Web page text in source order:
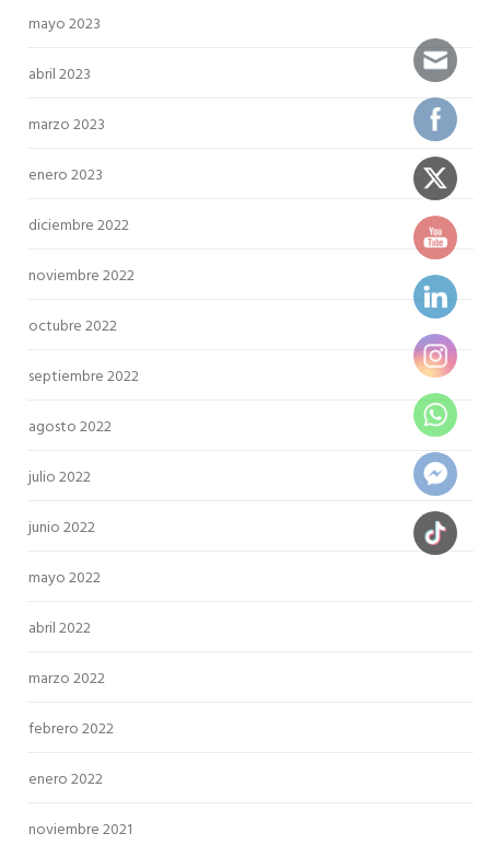
mayo 2023
abril 2023
marzo 2023
enero 2023
diciembre 2022
noviembre 2022
octubre 2022
septiembre 2022
agosto 2022
julio 2022
junio 2022
mayo 2022
abril 2022
marzo 2022
febrero 2022
enero 2022
noviembre 2021